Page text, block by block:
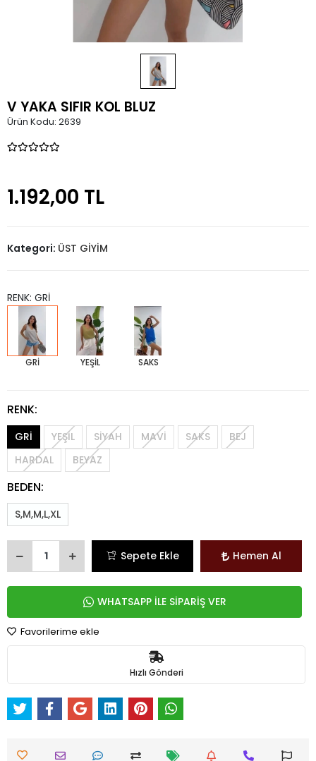
V YAKA SIFIR KOL BLUZ
Ürün Kodu: 2639
1.192,00 TL
Kategori: ÜST GİYİM
RENK: GRİ
GRİ YEŞİL SAKS
RENK:
GRİ YEŞİL SİYAH MAVİ SAKS
BEJ
HARDAL
BEYAZ
BEDEN:
S,M,M,L,XL
Sepete Ekle Hemen Al
WHATSAPP İLE SİPARİŞ VER
Favorilerime ekle
Hızlı Gönderi